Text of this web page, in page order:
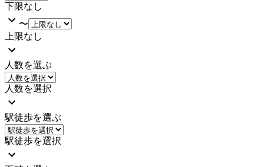
下限なし
〜
上限なし
人数を選ぶ
人数を選択
駅徒歩を選ぶ
駅徒歩を選択